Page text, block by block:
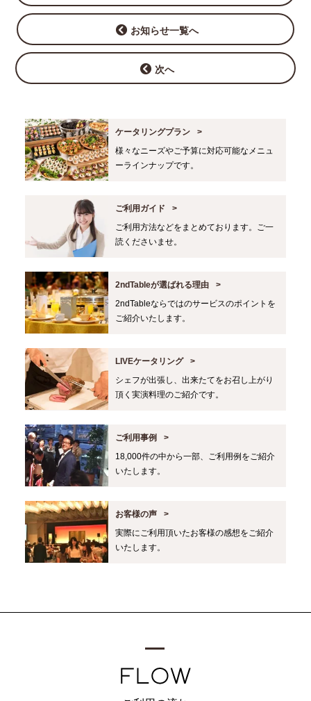
お知らせ一覧へ
次へ
ケータリングプラン
様々なニーズやご予算に対応可能なメニュ
ーラインナップです。
ご利用ガイド
ご利用方法などをまとめております。ご一
読くださいませ。
2ndTableが選ばれる理由
2ndTableならではのサービスのポイントを
ご紹介いたします。
LIVEケータリング
シェフが出張し、出来たてをお召し上がり
頂く実演料理のご紹介です。
ご利用事例
18,000件の中から一部、ご利用例をご紹介
いたします。
お客様の声
実際にご利用頂いたお客様の感想をご紹介
いたします。